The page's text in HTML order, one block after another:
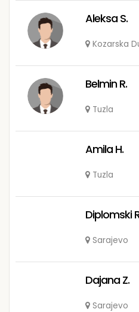
Aleksa S.
Kozarska
Belmin R.
Tuzla
Amila H.
Tuzla
Diplomski
Sarajevo
Dajana Z.
Sarajevo